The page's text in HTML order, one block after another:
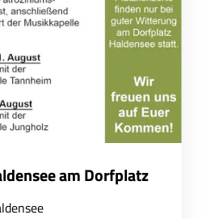
am Dorfplatz